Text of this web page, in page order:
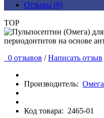
Отзывы (0)
TOP
0 отзывов / Написать отзыв
Производитель: Омега
Код товара: 2465-01